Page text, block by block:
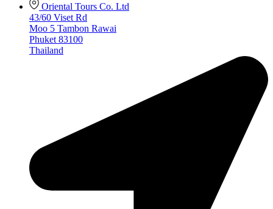
Oriental Tours Co. Ltd
43/60 Viset Rd
Moo 5 Tambon Rawai
Phuket 83100
Thailand